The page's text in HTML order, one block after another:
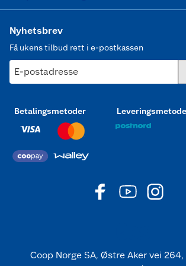
Nyhetsbrev
Få ukens tilbud rett i e-postkassen
E-postadresse
Betalingsmetoder
Coop Norge SA, Østre Aker vei 264,